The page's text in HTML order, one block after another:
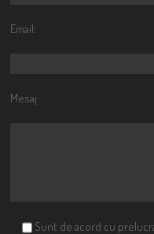
Email:
Mesaj:
Sunt de acord cu